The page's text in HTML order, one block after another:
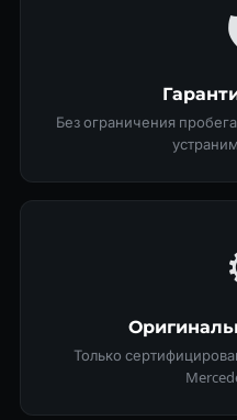
Без ограничения
Только